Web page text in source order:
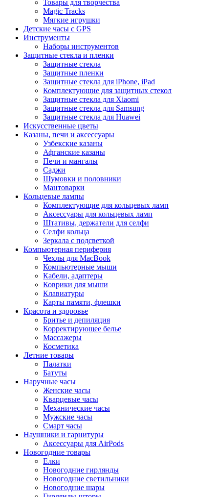
Товары для творчества
Magic Tracks
Мягкие игрушки
Детские часы с GPS
Инструменты
Наборы инструментов
Защитные стекла и пленки
Защитные стекла
Защитные пленки
Защитные стекла для iPhone, iPad
Комплектующие для защитных стекол
Защитные стекла для Xiaomi
Защитные стекла для Samsung
Защитные стекла для Huawei
Искусственные цветы
Казаны, печи и аксессуары
Узбекские казаны
Афганские казаны
Печи и мангалы
Саджи
Шумовки и половники
Мантоварки
Кольцевые лампы
Комплектующие для кольцевых ламп
Аксессуары для кольцевых ламп
Штативы, держатели для селфи
Селфи кольца
Зеркала с подсветкой
Компьютерная периферия
Чехлы для MacBook
Компьютерные мыши
Кабели, адаптеры
Коврики для мыши
Клавиатуры
Карты памяти, флешки
Красота и здоровье
Бритье и депиляция
Корректирующее белье
Массажеры
Косметика
Летние товары
Палатки
Батуты
Наручные часы
Женские часы
Кварцевые часы
Механические часы
Мужские часы
Смарт часы
Наушники и гарнитуры
Аксессуары для AirPods
Новогодние товары
Елки
Новогодние гирлянды
Новогодние светильники
Новогодние шары